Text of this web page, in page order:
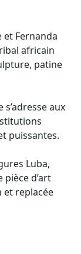
et Fernanda
africain
patine
aux
puissantes.
Luba,
d’art
et replacée